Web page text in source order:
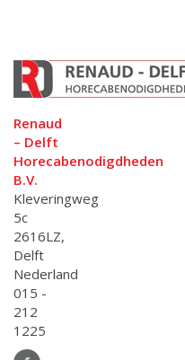
Renaud
– Delft
Horecabenodigdheden
B.V.
Kleveringweg
5c
2616LZ,
Delft
Nederland
015 -
212
1225